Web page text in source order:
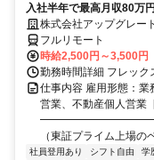
入社半年で最高月収80万
株式会社アップグレー
フルリモート
時給2,500円～3,500円
勤務時間詳細 フレック
仕事内容 雇用形態：業
営業、不動産個人営業
（東証プライム上場の
社員登用あり シフト自由 学